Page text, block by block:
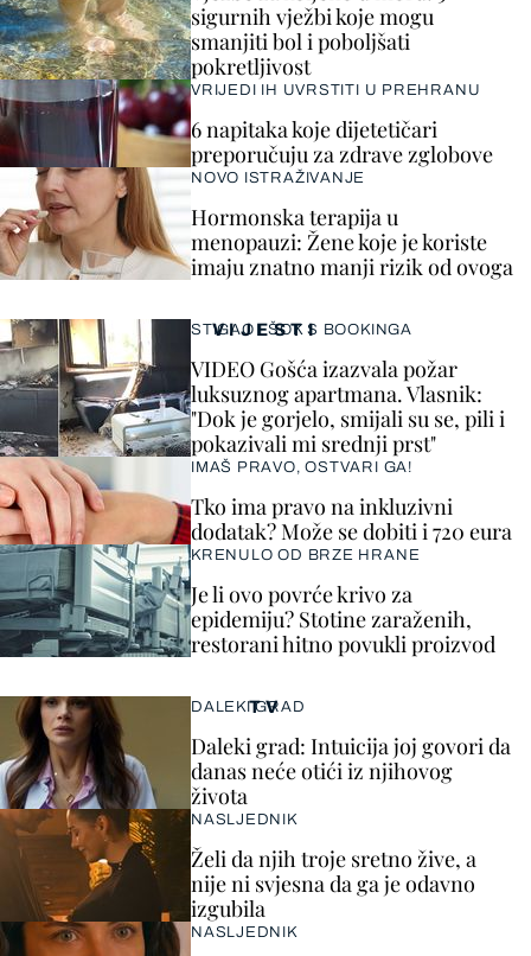
VIJESTI
STIGAO I ŠOK S BOOKINGA
VIDEO Gošća izazvala požar
luksuznog apartmana. Vlasnik:
"Dok je gorjelo, smijali su se, pili i
pokazivali mi srednji prst"
IMAŠ PRAVO, OSTVARI GA!
Tko ima pravo na inkluzivni
dodatak? Može se dobiti i 720 eura
KRENULO OD BRZE HRANE
Je li ovo povrće krivo za
epidemiju? Stotine zaraženih,
restorani hitno povukli proizvod
sigurnih vježbi koje mogu
smanjiti bol i poboljšati
pokretljivost
VRIJEDI IH UVRSTITI U PREHRANU
6 napitaka koje dijetetičari
preporučuju za zdrave zglobove
NOVO ISTRAŽIVANJE
Hormonska terapija u
menopauzi: Žene koje je koriste
imaju znatno manji rizik od ovoga
TV
DALEKI GRAD
Daleki grad: Intuicija joj govori da
danas neće otići iz njihovog
života
NASLJEDNIK
Želi da njih troje sretno žive, a
nije ni svjesna da ga je odavno
izgubila
NASLJEDNIK